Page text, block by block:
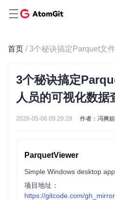
首页
3个秘诀搞定
人员的可视化数据
2026-05-06 09:29:29 作者：冯爽
ParquetViewer
项目地址：
https://gitcode.com/